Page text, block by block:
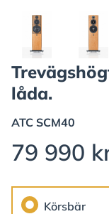
låda.
ATC SCM40
79 990
Körsbär